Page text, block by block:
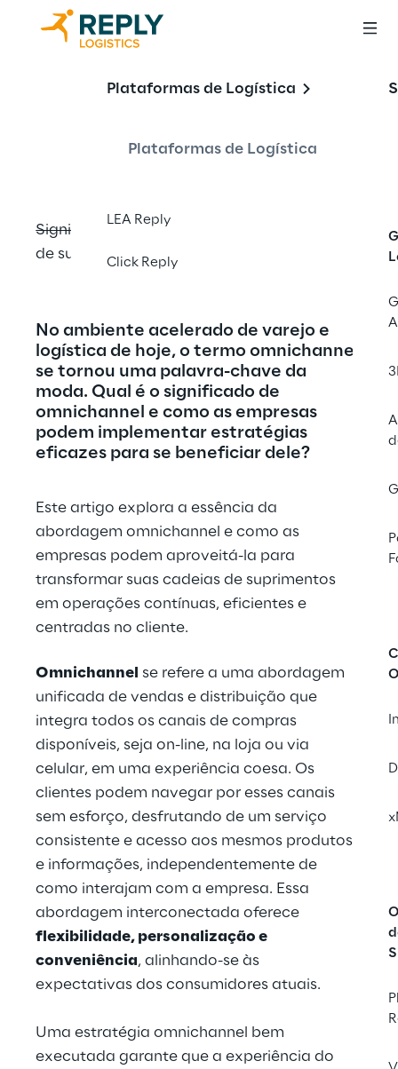
Plataformas de Logística
Plataformas de Logística
LEA Reply
Click Reply
Entendendo o
Significado e estratégias para uma cadeia
de suprimentos conectada
No ambiente acelerado de varejo e
logística de hoje, o termo omnichannel
se tornou uma palavra-chave da
moda. Qual é o significado de
omnichannel e como as empresas
podem implementar estratégias
eficazes para se beneficiar dele?
Este artigo explora a essência da
abordagem omnichannel e como as
empresas podem aproveitá-la para
transformar suas cadeias de suprimentos
em operações contínuas, eficientes e
centradas no cliente.
Omnichannel se refere a uma abordagem
unificada de vendas e distribuição que
integra todos os canais de compras
disponíveis, seja on-line, na loja ou via
celular, em uma experiência coesa. Os
clientes podem navegar por esses canais
sem esforço, desfrutando de um serviço
consistente e acesso aos mesmos produtos
e informações, independentemente de
como interajam com a empresa. Essa
abordagem interconectada oferece
flexibilidade, personalização e
conveniência, alinhando-se às
expectativas dos consumidores atuais.
Uma estratégia omnichannel bem
executada garante que a experiência do